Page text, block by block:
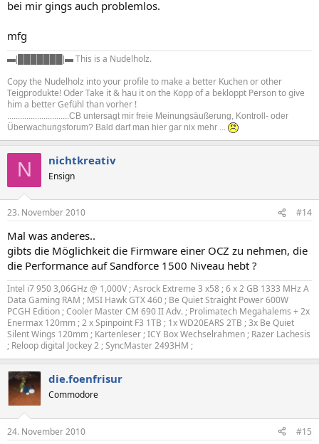
bei mir gings auch problemlos.
mfg
▬| |▬ This is a Nudelholz.
Copy the Nudelholz into your profile to make a better Kuchen or other
Teigprodukte! Oder Take it & hau it on the Kopp of a bekloppt Person to give
him a better Gefühl than vorher !
.............................CB untersagt mir freie Meinungsäußerung, Kontroll- oder
Überwachungsforum? Bald darf man hier gar nix mehr ...
N nichtkreativ
Ensign
23. November 2010 #14
Mal was anderes..
gibts die Möglichkeit die Firmware einer OCZ zu nehmen, die
die Performance auf Sandforce 1500 Niveau hebt ?
Intel i7 950 3,06GHz @ 1,000V ; Asrock Extreme 3 x58 ; 6 x 2 GB 1333 MHz A
Data Gaming RAM ; MSI Hawk GTX 460 ; Be Quiet Straight Power 600W
PCGH Edition ; Cooler Master CM 690 II Adv. ; Prolimatech Megahalems + 2x
Enermax 120mm ; 2 x Spinpoint F3 1TB ; 1x WD20EARS 2TB ; 3x Be Quiet
Silent Wings 120mm ; Kartenleser ; ICY Box Wechselrahmen ; Razer Lachesis
; Reloop digital Jockey 2 ; SyncMaster 2493HM ;
die.foenfrisur
Commodore
24. November 2010 #15